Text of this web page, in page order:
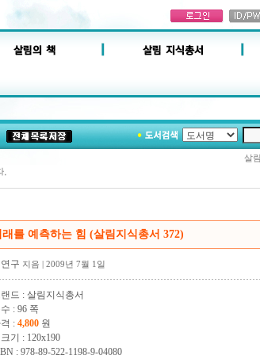
살
래를 예측하는 힘 (살림지식총서 372)
구 지음 | 2009년 7월 1일
드 : 살림지식총서
: 96 쪽
: 4,800원
기 : 120x190
: 978-89-522-1198-9-04080